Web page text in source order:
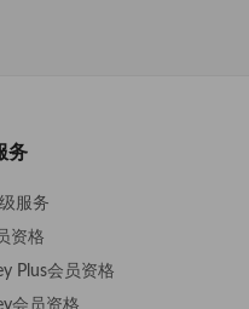
务
服务
资格
Plus会员资格
会员资格